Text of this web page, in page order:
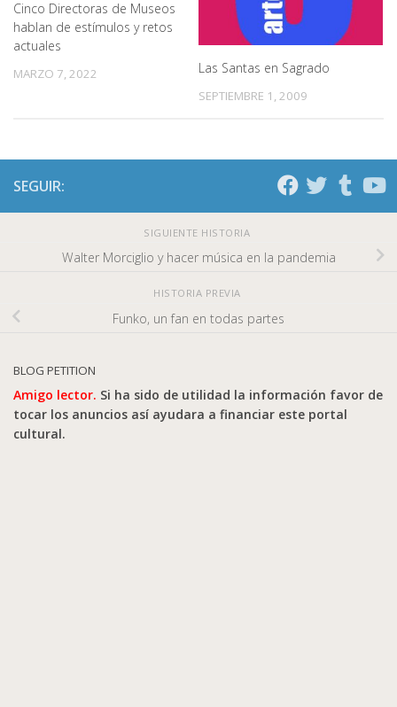
Cinco Directoras de Museos
hablan de estímulos y retos
actuales
MARZO 7, 2022 Las Santas en Sagrado
SEPTIEMBRE 1, 2009
SEGUIR:
SIGUIENTE HISTORIA
Walter Morciglio y hacer música en la pandemia
HISTORIA PREVIA
Funko, un fan en todas partes
BLOG PETITION
Amigo lector. Si ha sido de utilidad la información favor de
tocar los anuncios así ayudara a financiar este portal
cultural.